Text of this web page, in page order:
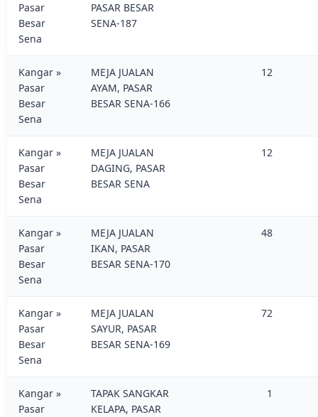
Pasar
Besar
Sena
PASAR BESAR
SENA-187
Kangar »
Pasar
Besar
Sena
MEJA JUALAN
AYAM, PASAR
BESAR SENA-166
12
Kangar »
Pasar
Besar
Sena
MEJA JUALAN
DAGING, PASAR
BESAR SENA
12
Kangar »
Pasar
Besar
Sena
MEJA JUALAN
IKAN, PASAR
BESAR SENA-170
48
Kangar »
Pasar
Besar
Sena
MEJA JUALAN
SAYUR, PASAR
BESAR SENA-169
72
Kangar »
Pasar
TAPAK SANGKAR
KELAPA, PASAR
1